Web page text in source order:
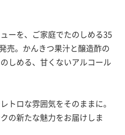
ーを、ご家庭でたのしめる35
売。かんきつ果汁と醸造酢の
しめる、甘くないアルコール
トロな雰囲気をそのままに。
の新たな魅力をお届けしま